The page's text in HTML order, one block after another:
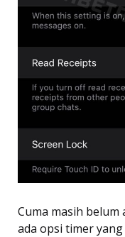
Cuma masih
ada opsi timer